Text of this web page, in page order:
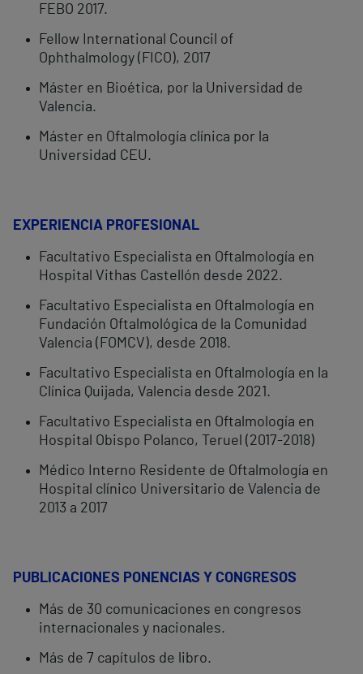
FEBO 2017.
Fellow International Council of
Ophthalmology (FICO), 2017
Máster en Bioética, por la Universidad de
Valencia.
Máster en Oftalmología clínica por la
Universidad CEU.
EXPERIENCIA PROFESIONAL
Facultativo Especialista en Oftalmología en
Hospital Vithas Castellón desde 2022.
Facultativo Especialista en Oftalmología en
Fundación Oftalmológica de la Comunidad
Valencia (FOMCV), desde 2018.
Facultativo Especialista en Oftalmología en la
Clínica Quijada, Valencia desde 2021.
Facultativo Especialista en Oftalmología en
Hospital Obispo Polanco, Teruel (2017-2018)
Médico Interno Residente de Oftalmología en
Hospital clínico Universitario de Valencia de
2013 a 2017
PUBLICACIONES PONENCIAS Y CONGRESOS
Más de 30 comunicaciones en congresos
internacionales y nacionales.
Más de 7 capítulos de libro.